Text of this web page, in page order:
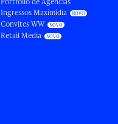
Ingressos Maximídia
Convites WW
Retail Media